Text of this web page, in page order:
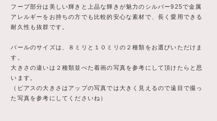
フープ部分は美しい輝きと上品な輝きが魅力のシルバー925で金属
アレルギーをお持ちの方でも比較的安心な素材で、長く愛用できる
耐久性も抜群です。
パールのサイズは、８ミリと１０ミリの２種類をお選びいただけま
す。
大きさの違いは２種類並べた着画の写真を参考にして頂けたらと思
います。
（ピアスの大きさはアップの写真では大きく見えるので遠目で撮っ
た写真を参考にしてくださいね）